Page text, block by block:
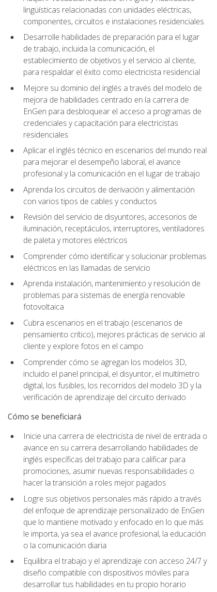
lingüísticas relacionadas con unidades eléctricas,
componentes, circuitos e instalaciones residenciales.
Desarrolle habilidades de preparación para el lugar
de trabajo, incluida la comunicación, el
establecimiento de objetivos y el servicio al cliente,
para respaldar el éxito como electricista residencial
Mejore su dominio del inglés a través del modelo de
mejora de habilidades centrado en la carrera de
EnGen para desbloquear el acceso a programas de
credenciales y capacitación para electricistas
residenciales
Aplicar el inglés técnico en escenarios del mundo real
para mejorar el desempeño laboral, el avance
profesional y la comunicación en el lugar de trabajo
Aprenda los circuitos de derivación y alimentación
con varios tipos de cables y conductos
Revisión del servicio de disyuntores, accesorios de
iluminación, receptáculos, interruptores, ventiladores
de paleta y motores eléctricos
Comprender cómo identificar y solucionar problemas
eléctricos en las llamadas de servicio
Aprenda instalación, mantenimiento y resolución de
problemas para sistemas de energía renovable
fotovoltaica
Cubra escenarios en el trabajo (escenarios de
pensamiento crítico), mejores prácticas de servicio al
cliente y explore fotos en el campo
Comprender cómo se agregan los modelos 3D,
incluido el panel principal, el disyuntor, el multímetro
digital, los fusibles, los recorridos del modelo 3D y la
verificación de aprendizaje del circuito derivado
Cómo se beneficiará
Inicie una carrera de electricista de nivel de entrada o
avance en su carrera desarrollando habilidades de
inglés específicas del trabajo para calificar para
promociones, asumir nuevas responsabilidades o
hacer la transición a roles mejor pagados
Logre sus objetivos personales más rápido a través
del enfoque de aprendizaje personalizado de EnGen
que lo mantiene motivado y enfocado en lo que más
le importa, ya sea el avance profesional, la educación
o la comunicación diaria
Equilibra el trabajo y el aprendizaje con acceso 24/7 y
diseño compatible con dispositivos móviles para
desarrollar tus habilidades en tu propio horario